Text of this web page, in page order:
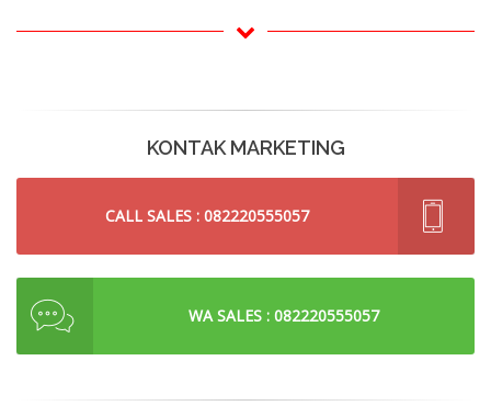
KONTAK MARKETING
CALL SALES : 082220555057
WA SALES : 082220555057